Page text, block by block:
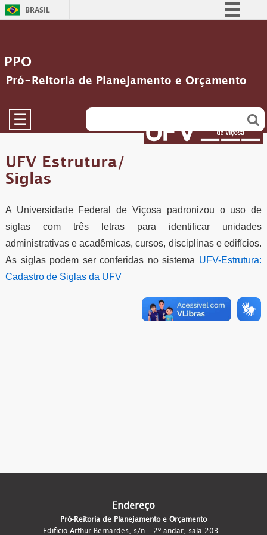
BRASIL
Acesso à informação
Legislação
PPO
Pró-Reitoria de Planejamento e Orçamento
☰
UFV Estrutura/
Siglas
A Universidade Federal de Viçosa padronizou o uso de
siglas com três letras para identificar unidades
administrativas e acadêmicas, cursos, disciplinas e edifícios.
As siglas podem ser conferidas no sistema UFV-Estrutura:
Cadastro de Siglas da UFV
Endereço
Pró-Reitoria de Planejamento e Orçamento
Edifício Arthur Bernardes, s/n – 2º andar, sala 203 –